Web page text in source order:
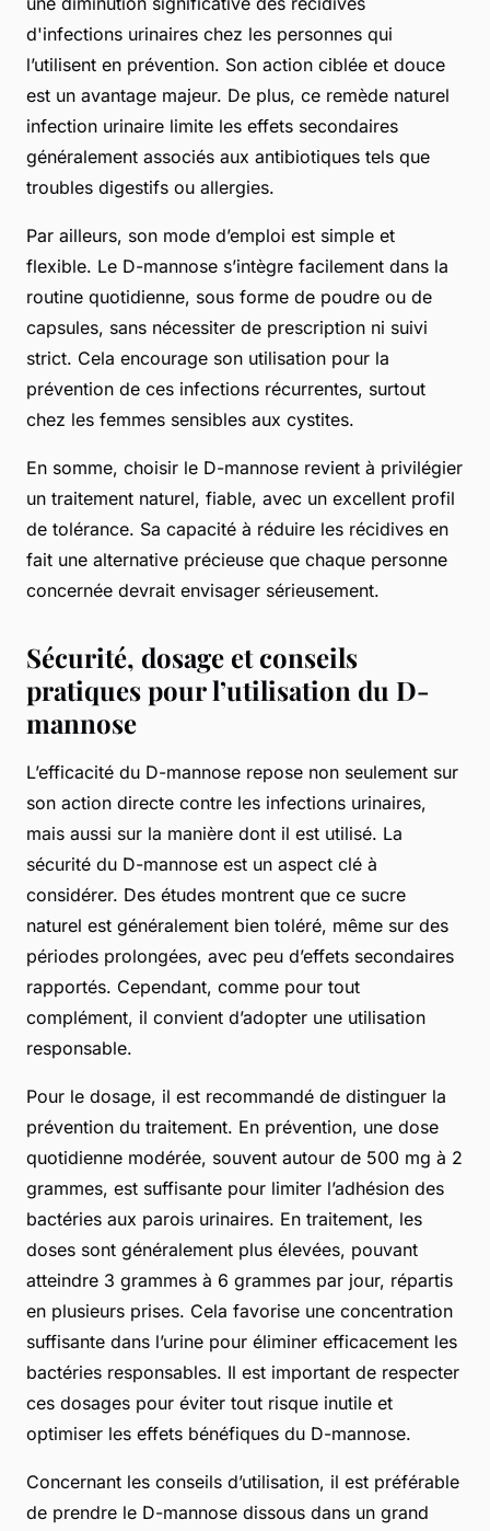
d'infections urinaires chez les personnes qui
l’utilisent en prévention. Son action ciblée et douce
est un avantage majeur. De plus, ce remède naturel
infection urinaire limite les effets secondaires
généralement associés aux antibiotiques tels que
troubles digestifs ou allergies.
Par ailleurs, son mode d’emploi est simple et
flexible. Le D-mannose s’intègre facilement dans la
routine quotidienne, sous forme de poudre ou de
capsules, sans nécessiter de prescription ni suivi
strict. Cela encourage son utilisation pour la
prévention de ces infections récurrentes, surtout
chez les femmes sensibles aux cystites.
En somme, choisir le D-mannose revient à privilégier
un traitement naturel, fiable, avec un excellent profil
de tolérance. Sa capacité à réduire les récidives en
fait une alternative précieuse que chaque personne
concernée devrait envisager sérieusement.
Sécurité, dosage et conseils
pratiques pour l’utilisation du D-
mannose
L’efficacité du D-mannose repose non seulement sur
son action directe contre les infections urinaires,
mais aussi sur la manière dont il est utilisé. La
sécurité du D-mannose est un aspect clé à
considérer. Des études montrent que ce sucre
naturel est généralement bien toléré, même sur des
périodes prolongées, avec peu d’effets secondaires
rapportés. Cependant, comme pour tout
complément, il convient d’adopter une utilisation
responsable.
Pour le dosage, il est recommandé de distinguer la
prévention du traitement. En prévention, une dose
quotidienne modérée, souvent autour de 500 mg à 2
grammes, est suffisante pour limiter l’adhésion des
bactéries aux parois urinaires. En traitement, les
doses sont généralement plus élevées, pouvant
atteindre 3 grammes à 6 grammes par jour, répartis
en plusieurs prises. Cela favorise une concentration
suffisante dans l’urine pour éliminer efficacement les
bactéries responsables. Il est important de respecter
ces dosages pour éviter tout risque inutile et
optimiser les effets bénéfiques du D-mannose.
Concernant les conseils d’utilisation, il est préférable
de prendre le D-mannose dissous dans un grand